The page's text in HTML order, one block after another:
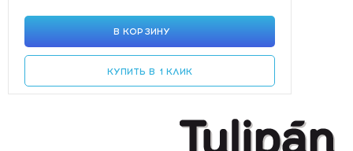
В КОРЗИНУ
КУПИТЬ В 1 КЛИК